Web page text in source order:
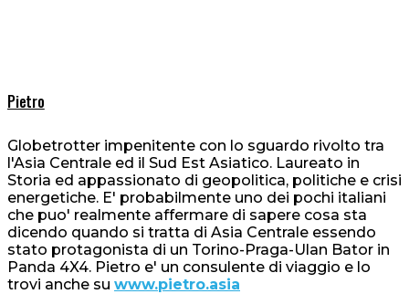
Pietro
Globetrotter impenitente con lo sguardo rivolto tra
l'Asia Centrale ed il Sud Est Asiatico. Laureato in
Storia ed appassionato di geopolitica, politiche e crisi
energetiche. E' probabilmente uno dei pochi italiani
che puo' realmente affermare di sapere cosa sta
dicendo quando si tratta di Asia Centrale essendo
stato protagonista di un Torino-Praga-Ulan Bator in
Panda 4X4. Pietro e' un consulente di viaggio e lo
trovi anche su www.pietro.asia